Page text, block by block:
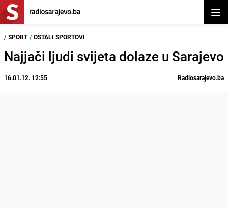
/ SPORT / OSTALI SPORTOVI
Najjači ljudi svijeta dolaze u Sarajevo
16.01.12. 12:55 Radiosarajevo.ba